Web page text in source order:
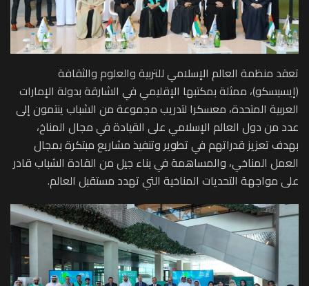
تعقد منظمة العالم الإسلامي للتربية والعلوم والثقافة
(إيسيسكو)، ممثلة بمكتبها الإقليمي في الشارقة بدولة الإمارات
العربية المتحدة، معسكرا لتدريب مجموعة من الشباب ينتمون إلى
عدد من دول العالم الإسلامي على القيادة في مجال المناخ،
بهدف تعزيز قدراتهم في تطوير وتنفيذ مشاريع مبتكرة بمجال
العمل المناخي، والمساهمة في بناء جيل من القادة الشباب قادر
على مواجهة التحديات المناخية التي تهدد مستقبل العالم.